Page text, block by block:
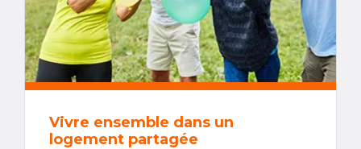
Vivre ensemble dans un
logement partagée